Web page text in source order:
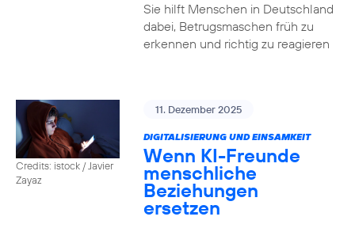
Sie hilft Menschen in Deutschland
dabei, Betrugsmaschen früh zu
erkennen und richtig zu reagieren
Credits: istock / Javier
Zayaz
11. Dezember 2025
DIGITALISIERUNG UND EINSAMKEIT
Wenn KI-Freunde
menschliche
Beziehungen
ersetzen